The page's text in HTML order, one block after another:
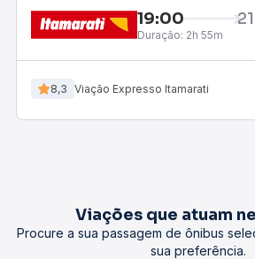
19:00
Duração: 2h 55m
8,3 Viação Expresso Itamarati
Viações que atuam
Procure a sua passagem de ônibus
sua preferência.